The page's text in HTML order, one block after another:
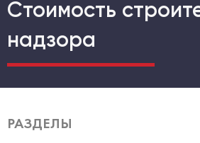
Стоимость
надзора
РАЗДЕЛЫ